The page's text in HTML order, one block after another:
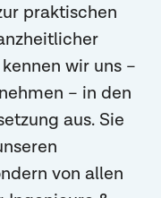
praktischen
wir uns –
– in den
aus. Sie
von allen